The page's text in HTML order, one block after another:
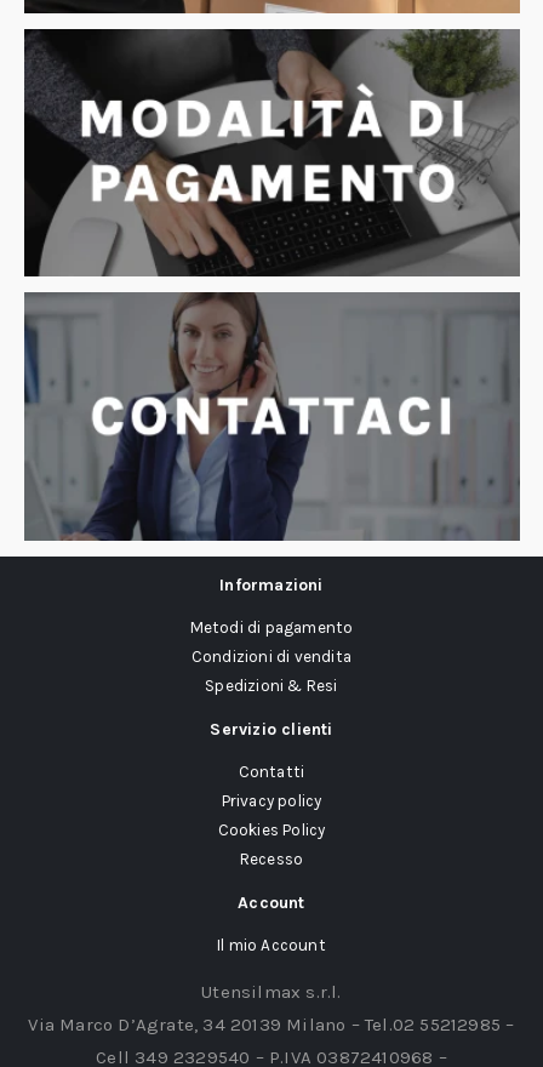
Informazioni
Metodi di pagamento
Condizioni di vendita
Spedizioni & Resi
Servizio clienti
Contatti
Privacy policy
Cookies Policy
Recesso
Account
Il mio Account
Utensilmax s.r.l.
Via Marco D’Agrate, 34 20139 Milano – Tel.02 55212985 –
Cell 349 2329540 – P.IVA 03872410968 –